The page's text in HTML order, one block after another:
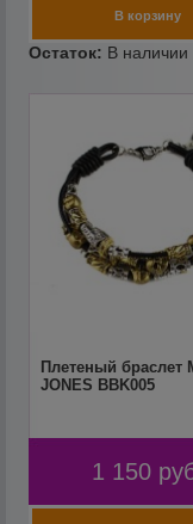
Плетеный браслет
JONES BBK005
1 150